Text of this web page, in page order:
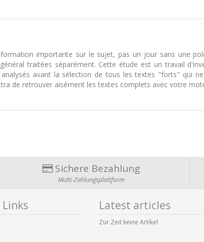
importante sur le sujet, pas un jour sans une
traitées séparément. Cette étude est un travail
avant la sélection de tous les textes "forts" qui
de retrouver aisément les textes complets avec votre
Sichere Bezahlung
Multi-Zahlungsplattform
Latest articles
Zur Zeit keine Artikel